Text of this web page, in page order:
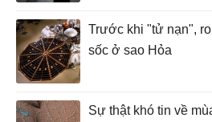
Trước khi "tử nạn",
sốc ở sao Hỏa
Sự thật khó tin về